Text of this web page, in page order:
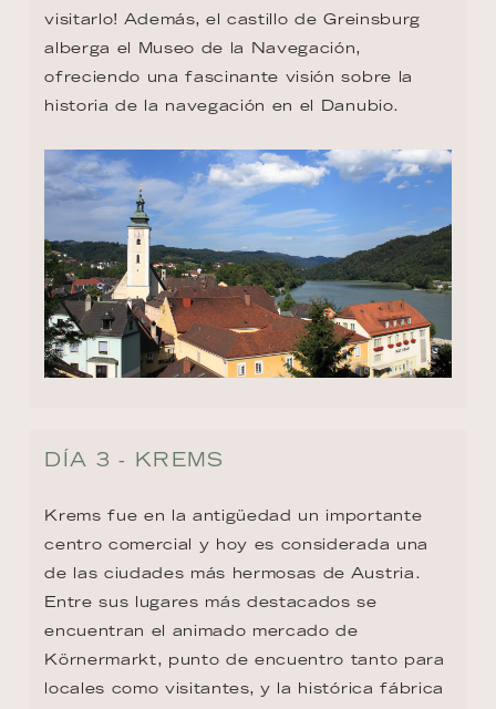
visitarlo! Además, el castillo de Greinsburg
alberga el Museo de la Navegación,
ofreciendo una fascinante visión sobre la
historia de la navegación en el Danubio.
DÍA 3 - KREMS
Krems fue en la antigüedad un importante
centro comercial y hoy es considerada una
de las ciudades más hermosas de Austria.
Entre sus lugares más destacados se
encuentran el animado mercado de
Körnermarkt, punto de encuentro tanto para
locales como visitantes, y la histórica fábrica